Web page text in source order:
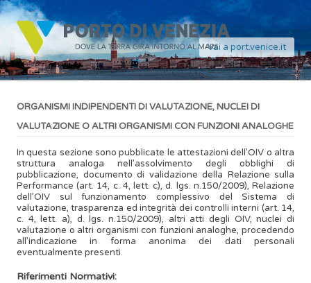
Vai a port.venice.it
ORGANISMI INDIPENDENTI DI VALUTAZIONE, NUCLEI DI
VALUTAZIONE O ALTRI ORGANISMI CON FUNZIONI ANALOGHE
In questa sezione sono pubblicate le attestazioni dell’OIV o altra
struttura analoga nell’assolvimento degli obblighi di
pubblicazione, documento di validazione della Relazione sulla
Performance (art. 14, c. 4, lett. c), d. lgs. n.150/2009), Relazione
dell’OIV sul funzionamento complessivo del Sistema di
valutazione, trasparenza ed integrità dei controlli interni (art. 14,
c. 4, lett. a), d. lgs. n.150/2009), altri atti degli OIV, nuclei di
valutazione o altri organismi con funzioni analoghe, procedendo
all’indicazione in forma anonima dei dati personali
eventualmente presenti.
Riferimenti Normativi: